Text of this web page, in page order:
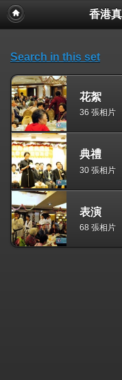
香港
Search in this set
花絮
36 張相片
典禮
30 張相片
表演
68 張相片